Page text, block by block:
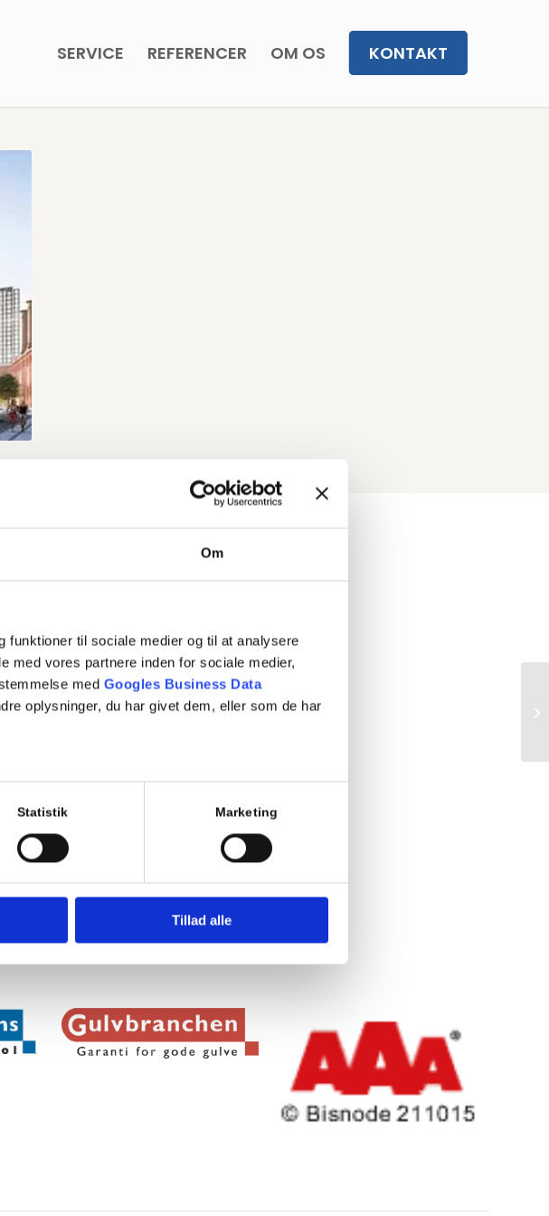
Om
funktioner til sociale medier og til at analysere
med vores partnere inden for sociale medier,
med Googles Business Data
oplysninger, du har givet dem, eller som de har
Statistik Marketing
Tillad alle
SERVICE REFERENCER OM OS KONTAKT
bl.a.